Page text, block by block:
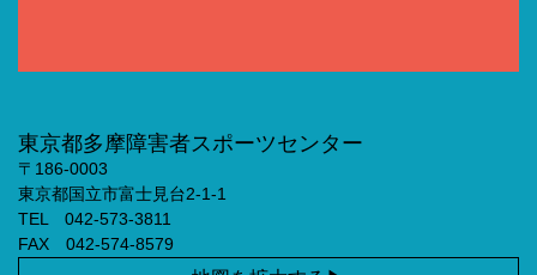
東京都多摩障害者スポーツセンター
〒186-0003
東京都国立市富士見台2-1-1
TEL 042-573-3811
FAX 042-574-8579